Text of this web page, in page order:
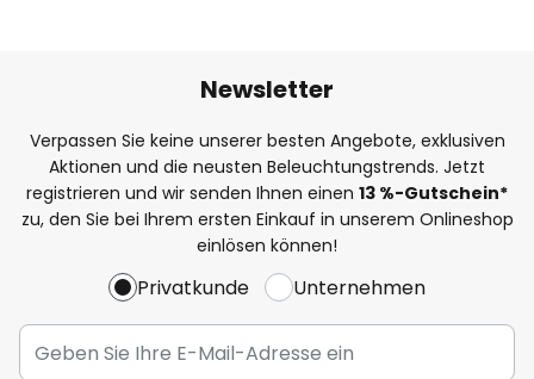
Newsletter
Verpassen Sie keine unserer besten Angebote, exklusiven
Aktionen und die neusten Beleuchtungstrends. Jetzt
registrieren und wir senden Ihnen einen 13 %-Gutschein*
zu, den Sie bei Ihrem ersten Einkauf in unserem Onlineshop
einlösen können!
Privatkunde Unternehmen